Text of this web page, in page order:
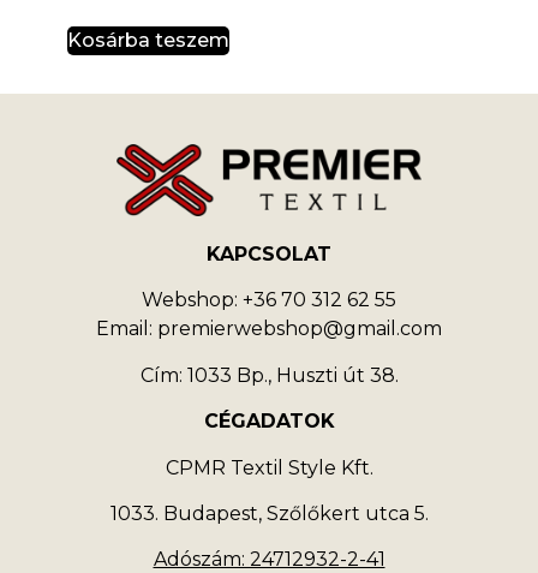
Kosárba teszem
KAPCSOLAT
Webshop: +36 70 312 62 55
Email: premierwebshop@gmail.com
Cím: 1033 Bp., Huszti út 38.
CÉGADATOK
CPMR Textil Style Kft.
1033. Budapest, Szőlőkert utca 5.
Adószám: 24712932-2-41